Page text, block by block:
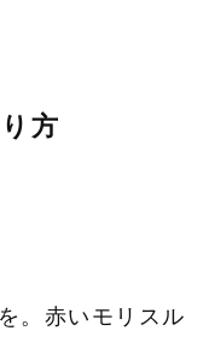
方
。赤いモリスル